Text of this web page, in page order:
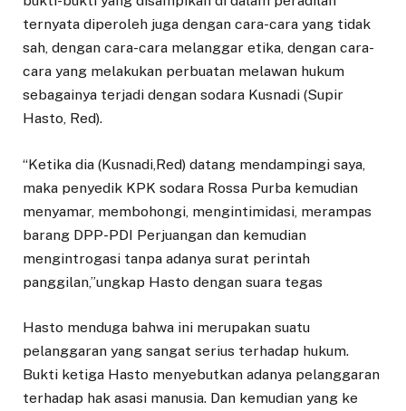
ternyata diperoleh juga dengan cara-cara yang tidak
sah, dengan cara-cara melanggar etika, dengan cara-
cara yang melakukan perbuatan melawan hukum
sebagainya terjadi dengan sodara Kusnadi (Supir
Hasto, Red).
“Ketika dia (Kusnadi,Red) datang mendampingi saya,
maka penyedik KPK sodara Rossa Purba kemudian
menyamar, membohongi, mengintimidasi, merampas
barang DPP-PDI Perjuangan dan kemudian
mengintrogasi tanpa adanya surat perintah
panggilan,”ungkap Hasto dengan suara tegas
Hasto menduga bahwa ini merupakan suatu
pelanggaran yang sangat serius terhadap hukum.
Bukti ketiga Hasto menyebutkan adanya pelanggaran
terhadap hak asasi manusia. Dan kemudian yang ke